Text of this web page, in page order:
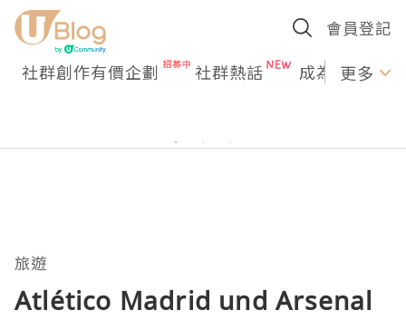
會員登記
社群創作有價企劃 社群熱話 成為U更多
旅遊
Atlético Madrid und Arsenal